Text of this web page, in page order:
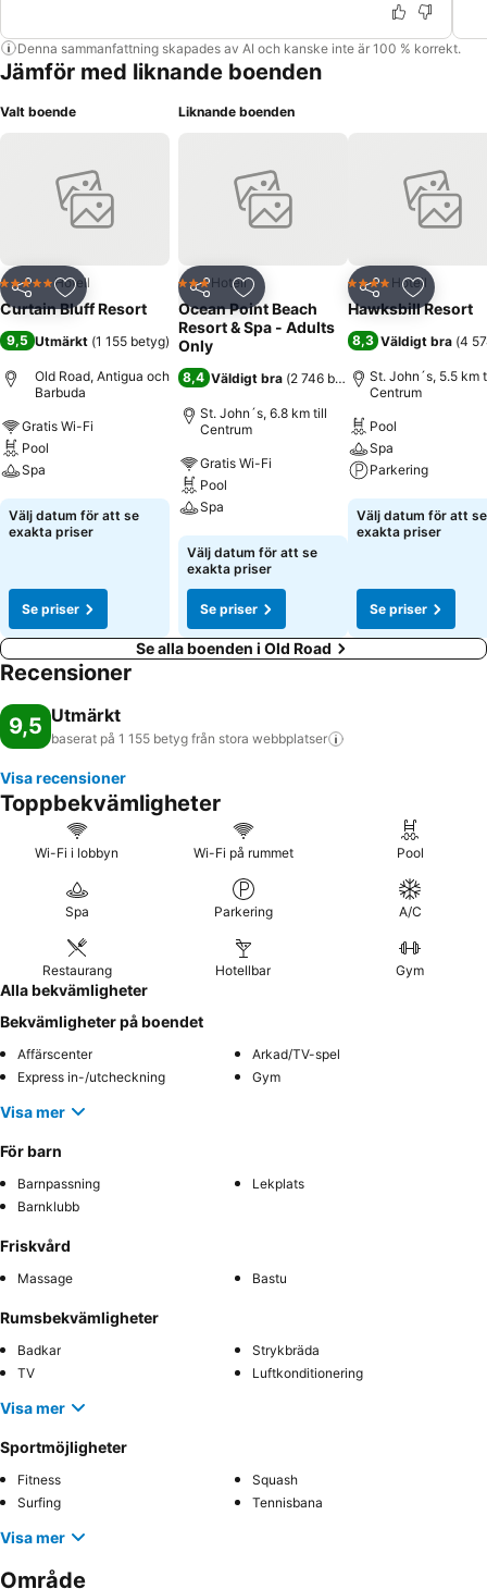
Denna sammanfattning skapades av AI och kanske inte är 100 % korrekt.
Jämför med liknande boenden
Valt boende
Dela Lägg till i Mina Favoriter
5 StjärnorHotell
Curtain Bluff Resort
9,5 Utmärkt (1 155 betyg)
Old Road, Antigua och
Barbuda
Gratis Wi-Fi
Pool
Spa
Se priser
Välj datum för att se
exakta priser
Se priser
Liknande boenden
Dela Lägg till i Mina Favoriter
3 Stjärnor
Hotell
Ocean Point Beach
Resort & Spa - Adults
Only
8,4 Väldigt bra (2 746 betyg)
St. John´s, 6.8 km till
Centrum
Gratis Wi-Fi
Pool
Spa
Se priser
Välj datum för att se
exakta priser
Se priser
Dela Lägg till
4 StjärnorHotell
Hawksbill Resort
8,3 Väldigt bra (4
St. John´s, 5.5 km
Centrum
Pool
Spa
Parkering
Se priser
Välj datum för att se
exakta priser
Se priser
Se alla boenden i Old Road
Recensioner
9,5 Utmärkt
baserat på 1 155 betyg från stora webbplatser
Visa recensioner
Toppbekvämligheter
Wi-Fi i lobbyn Wi-Fi på rummet Pool
Spa Parkering A/C
Restaurang Hotellbar Gym
Alla bekvämligheter
Bekvämligheter på boendet
Affärscenter
Arkad/TV-spel
Express in-/utcheckning
Gym
Visa mer
För barn
Barnpassning
Lekplats
Barnklubb
Friskvård
Massage Bastu
Rumsbekvämligheter
Badkar
Strykbräda
TV
Luftkonditionering
Visa mer
Sportmöjligheter
Fitness
Squash
Surfing
Tennisbana
Visa mer
Område